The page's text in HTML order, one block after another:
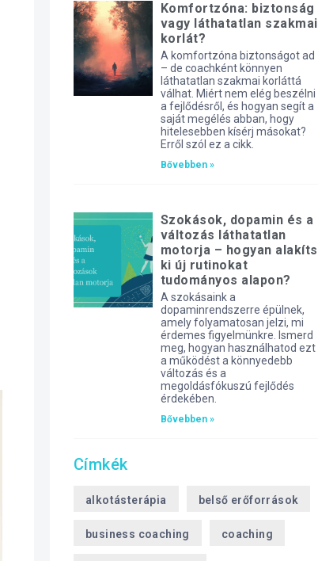
Komfortzóna: biztonság
vagy láthatatlan szakmai
korlát?
A komfortzóna biztonságot ad
– de coachként könnyen
láthatatlan szakmai korláttá
válhat. Miért nem elég beszélni
a fejlődésről, és hogyan segít a
saját megélés abban, hogy
hitelesebben kísérj másokat?
Erről szól ez a cikk.
Bővebben »
Szokások, dopamin és a
változás láthatatlan
motorja – hogyan alakíts
ki új rutinokat
tudományos alapon?
A szokásaink a
dopaminrendszerre épülnek,
amely folyamatosan jelzi, mi
érdemes figyelmünkre. Ismerd
meg, hogyan használhatod ezt
a működést a könnyedebb
változás és a
megoldásfókuszú fejlődés
érdekében.
Bővebben »
Címkék
alkotásterápia belső erőforrások
business coaching coaching